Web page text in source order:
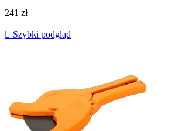
241 zł
 Szybki podgląd